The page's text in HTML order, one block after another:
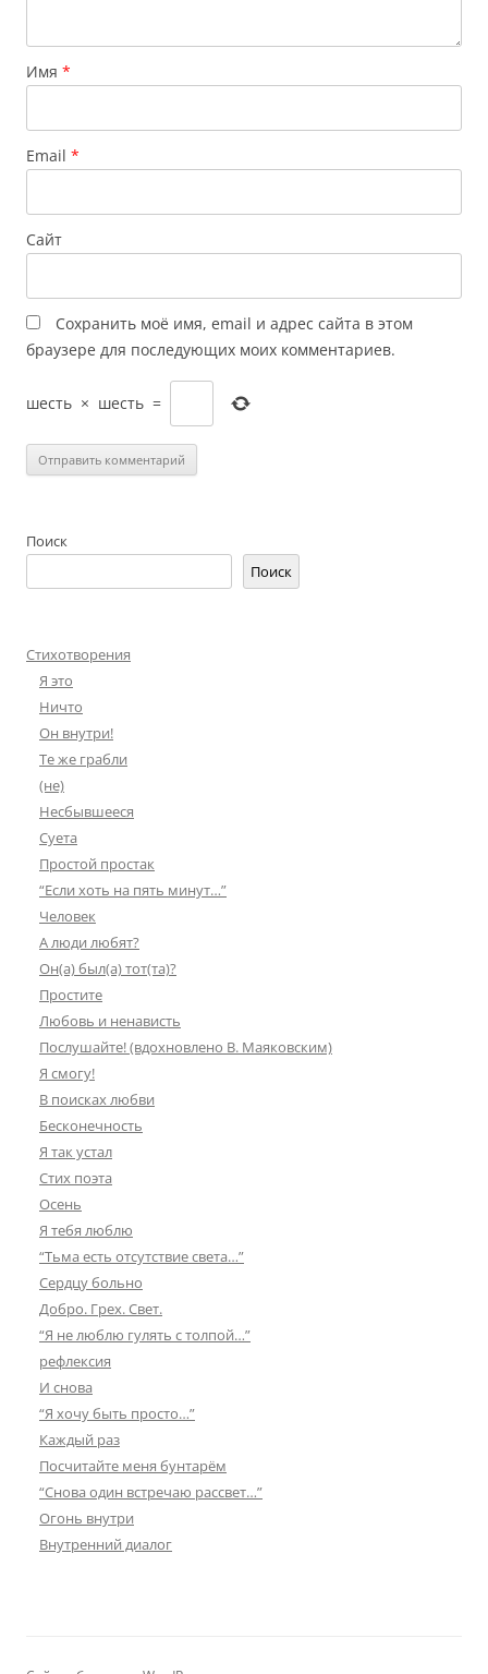
Имя *
Email *
Сайт
Сохранить моё имя, email и адрес сайта в этом
браузере для последующих моих комментариев.
шесть × шесть =
Поиск
Поиск
Стихотворения
Я это
Ничто
Он внутри!
Те же грабли
(не)
Несбывшееся
Суета
Простой простак
“Если хоть на пять минут…”
Человек
А люди любят?
Он(а) был(а) тот(та)?
Простите
Любовь и ненависть
Послушайте! (вдохновлено В. Маяковским)
Я смогу!
В поисках любви
Бесконечность
Я так устал
Стих поэта
Осень
Я тебя люблю
“Тьма есть отсутствие света…”
Сердцу больно
Добро. Грех. Свет.
“Я не люблю гулять с толпой…”
рефлексия
И снова
“Я хочу быть просто…”
Каждый раз
Посчитайте меня бунтарём
“Снова один встречаю рассвет…”
Огонь внутри
Внутренний диалог